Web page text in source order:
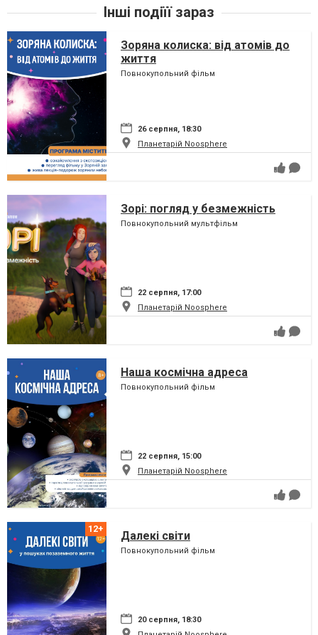
Інші подіїї зараз
Зоряна колиска: від атомів до
життя
Повнокупольний фільм
26 серпня, 18:30
Планетарій Noosphere
Зорі: погляд у безмежність
Повнокупольний мультфільм
22 серпня, 17:00
Планетарій Noosphere
Наша космічна адреса
Повнокупольний фільм
22 серпня, 15:00
Планетарій Noosphere
Далекі світи
Повнокупольний фільм
20 серпня, 18:30